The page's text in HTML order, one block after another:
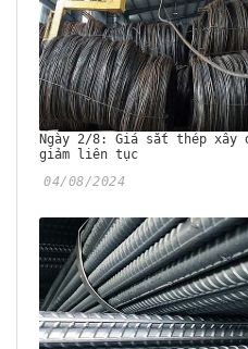
Ngày 2/8: Giá sắt thép xây
giảm liên tục
04/08/2024